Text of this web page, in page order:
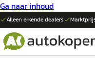
Ga naar inhoud
Alleen erkende dealers